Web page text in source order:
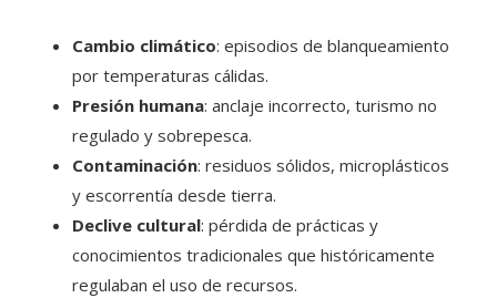
Cambio climático: episodios de blanqueamiento
por temperaturas cálidas.
Presión humana: anclaje incorrecto, turismo no
regulado y sobrepesca.
Contaminación: residuos sólidos, microplásticos
y escorrentía desde tierra.
Declive cultural: pérdida de prácticas y
conocimientos tradicionales que históricamente
regulaban el uso de recursos.